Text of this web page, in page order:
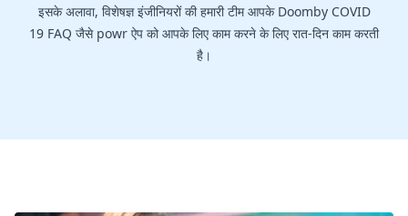
इसके अलावा, विशेषज्ञ इंजीनियरों की हमारी टीम आपके Doomby COVID
19 FAQ जैसे powr ऐप को आपके लिए काम करने के लिए रात-दिन काम करती
है।